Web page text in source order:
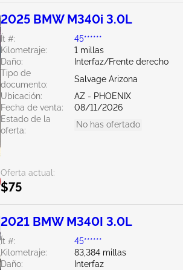
2025 BMW M340i 3.0L
Ít #:
45******
Kilometraje:
1 millas
Daño:
Interfaz/Frente derecho
Tipo de
documento:
Salvage Arizona
Ubicación:
AZ - PHOENIX
Fecha de venta:
08/11/2026
Estado de la
oferta:
No has ofertado
Oferta actual:
$75
2021 BMW M340I 3.0L
Ít #:
45******
Kilometraje:
83,384 millas
Daño:
Interfaz